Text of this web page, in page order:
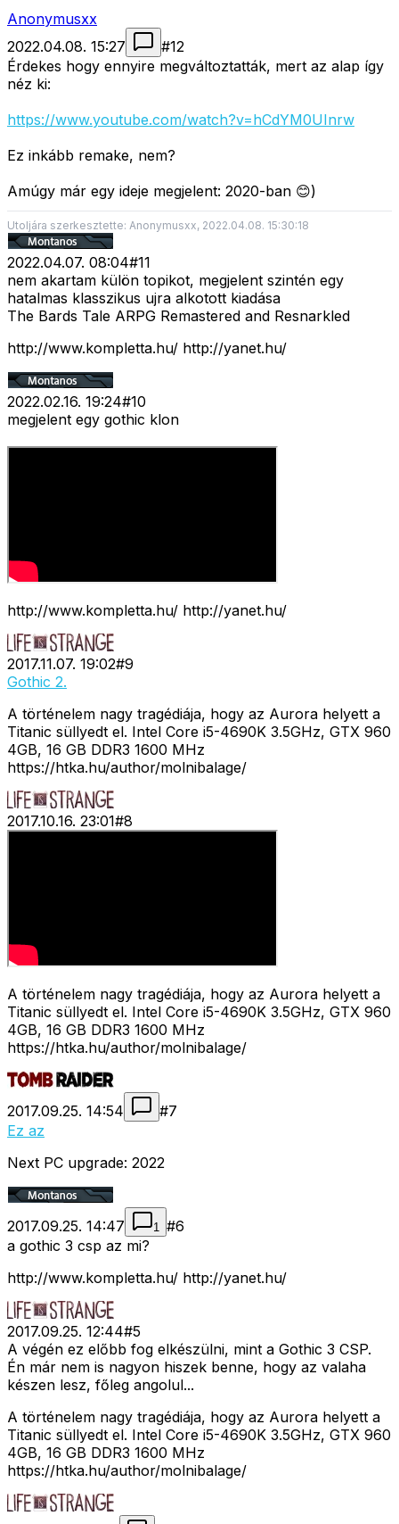
Anonymusxx
2022.04.08. 15:27
#12
Érdekes hogy ennyire megváltoztatták, mert az alap így
néz ki:
https://www.youtube.com/watch?v=hCdYM0UInrw
Ez inkább remake, nem?
Amúgy már egy ideje megjelent: 2020-ban 😊)
Utoljára szerkesztette: Anonymusxx, 2022.04.08. 15:30:18
2022.04.07. 08:04#11
nem akartam külön topikot, megjelent szintén egy
hatalmas klasszikus ujra alkotott kiadása
The Bards Tale ARPG Remastered and Resnarkled
http://www.kompletta.hu/ http://yanet.hu/
2022.02.16. 19:24#10
megjelent egy gothic klon
http://www.kompletta.hu/ http://yanet.hu/
2017.11.07. 19:02#9
Gothic 2.
A történelem nagy tragédiája, hogy az Aurora helyett a
Titanic süllyedt el. Intel Core i5-4690K 3.5GHz, GTX 960
4GB, 16 GB DDR3 1600 MHz
https://htka.hu/author/molnibalage/
2017.10.16. 23:01#8
A történelem nagy tragédiája, hogy az Aurora helyett a
Titanic süllyedt el. Intel Core i5-4690K 3.5GHz, GTX 960
4GB, 16 GB DDR3 1600 MHz
https://htka.hu/author/molnibalage/
2017.09.25. 14:54 #7
Ez az
Next PC upgrade: 2022
2017.09.25. 14:47 1 #6
a gothic 3 csp az mi?
http://www.kompletta.hu/ http://yanet.hu/
2017.09.25. 12:44#5
A végén ez előbb fog elkészülni, mint a Gothic 3 CSP.
Én már nem is nagyon hiszek benne, hogy az valaha
készen lesz, főleg angolul...
A történelem nagy tragédiája, hogy az Aurora helyett a
Titanic süllyedt el. Intel Core i5-4690K 3.5GHz, GTX 960
4GB, 16 GB DDR3 1600 MHz
https://htka.hu/author/molnibalage/